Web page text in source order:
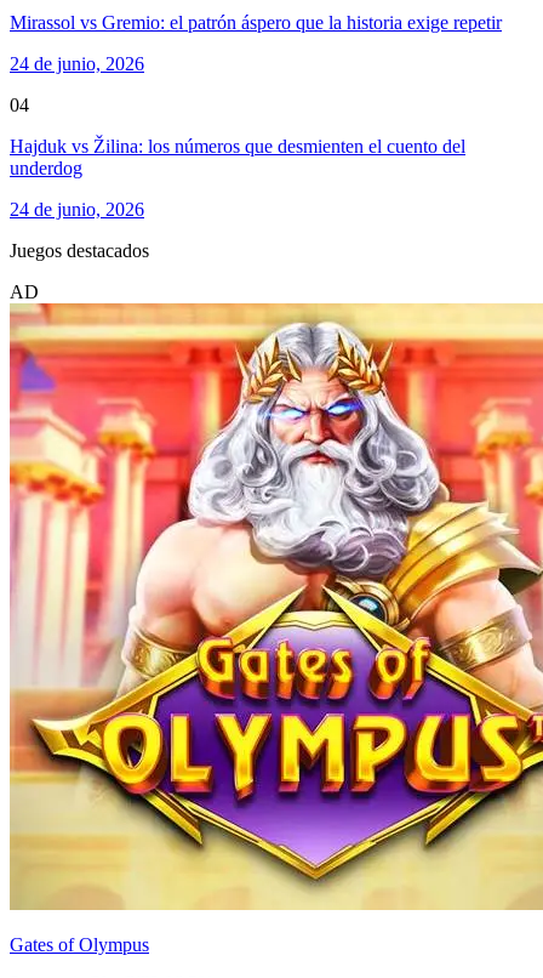
Mirassol vs Gremio: el patrón áspero que la historia exige repetir
24 de junio, 2026
04
Hajduk vs Žilina: los números que desmienten el cuento del
underdog
24 de junio, 2026
Juegos destacados
AD
Gates of Olympus